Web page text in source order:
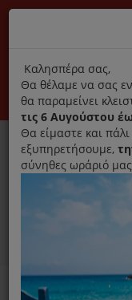
Αποκλειστικά
Ανταλλακτικά
title
Καλησπέρα σας,
Θα θέλαμε να σας
θα παραμείνει
τις 6 Αυγούστου
Θα είμαστε και
εξυπηρετήσουμε,
σύνηθες ωράριό